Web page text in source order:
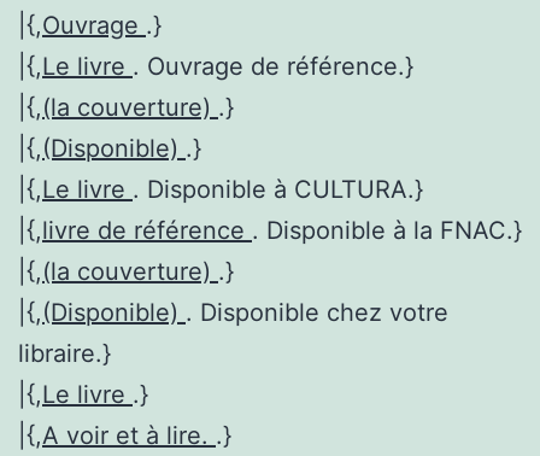
|{,Ouvrage .}
|{,Le livre . Ouvrage de référence.}
|{,(la couverture) .}
|{,(Disponible) .}
|{,Le livre . Disponible à CULTURA.}
|{,livre de référence . Disponible à la FNAC.}
|{,(la couverture) .}
|{,(Disponible) . Disponible chez votre
libraire.}
|{,Le livre .}
|{,A voir et à lire. .}